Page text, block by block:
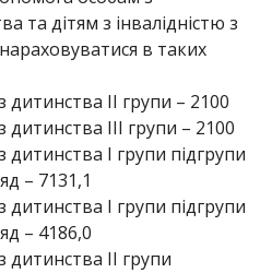
та дітям з інвалідністю з
в таких
дитинства II групи – 2100
дитинства III групи – 2100
дитинства І групи підгрупи
– 7131,1
дитинства І групи підгрупи
– 4186,0
дитинства ІІ групи